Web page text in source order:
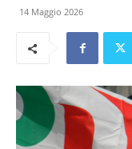
14 Maggio 2026